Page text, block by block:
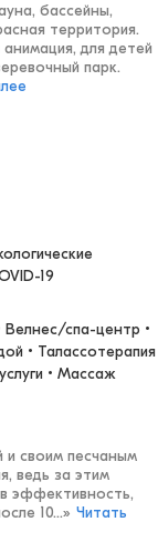
бассейны,
территория.
для детей
парк.
19
Велнес/спа-центр •
• Талассотерапия
• Массаж
и своим песчаным
ведь за этим
эффективность,
10...» Читать